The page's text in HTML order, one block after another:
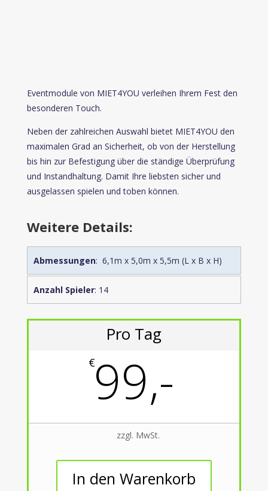
Eventmodule von MIET4YOU verleihen Ihrem Fest den
besonderen Touch.
Neben der zahlreichen Auswahl bietet MIET4YOU den
maximalen Grad an Sicherheit, ob von der Herstellung
bis hin zur Befestigung über die ständige Überprüfung
und Instandhaltung. Damit Ihre liebsten sicher und
ausgelassen spielen und toben können.
Weitere Details:
Abmessungen: 6,1m x 5,0m x 5,5m (L x B x H)
Anzahl Spieler: 14
Pro Tag
€99,-
zzgl. MwSt.
In den Warenkorb